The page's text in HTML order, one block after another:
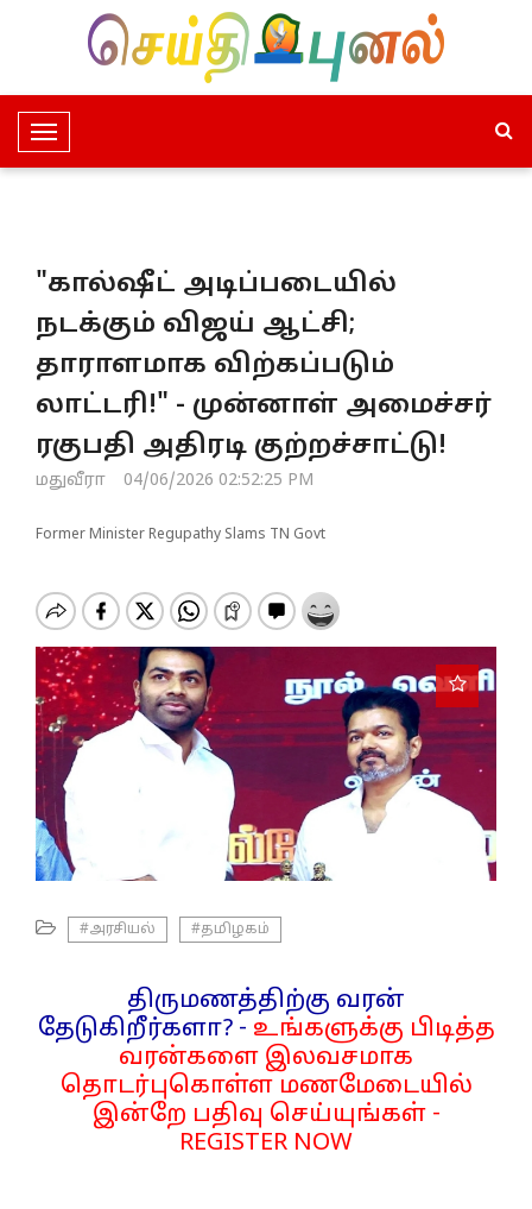
T
o
e
a
v
a
t
o
"கால்ஷீட் அடிப்படையில்
நடக்கும் விஜய் ஆட்சி;
தாராளமாக விற்கப்படும்
லாட்டரி!" - முன்னாள் அமைச்சர்
ரகுபதி அதிரடி குற்றச்சாட்டு!
மதுவீரா 04/06/2026 02:52:25 PM
Former Minister Regupathy Slams TN Govt
#அரசியல் #தமிழகம்
திருமணத்திற்கு வரன்
தேடுகிறீர்களா? - உங்களுக்கு பிடித்த
வரன்களை இலவசமாக
தொடர்புகொள்ள மணமேடையில்
இன்றே பதிவு செய்யுங்கள் -
REGISTER NOW